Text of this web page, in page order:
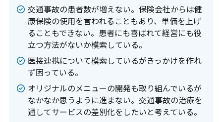
交通事故の患者数が増えない。保険会社からは健
康保険の使用を言われることもあり、単価を上げ
ることもできない。患者にも喜ばれて経営にも役
立つ方法がないか模索している。
医接連携について模索しているがきっかけを作れ
ず困っている。
オリジナルのメニューの開発も取り組んでいるが
なかなか思うように進まない。交通事故の治療を
通してサービスの差別化をしたいと考えている。